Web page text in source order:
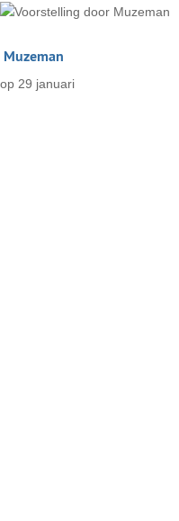
Muzeman
op 29 januari